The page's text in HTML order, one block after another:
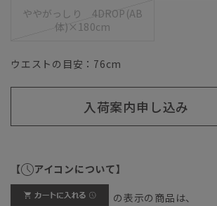
ややがっしり 4DROP(AB
体)×180cm
ウエストの目安： 76cm
入荷案内申し込み
【 アイコンについて】
の表示の商品は、